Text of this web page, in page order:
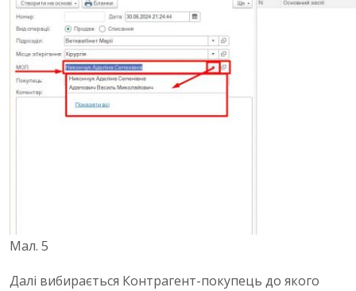
Мал. 5
Далі вибирається Контрагент-покупець до якого